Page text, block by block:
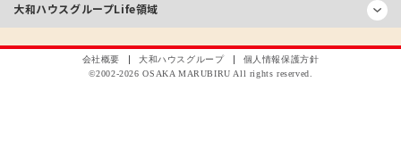
大和ハウスグループLife領域
会社概要 大和ハウスグループ
個人情報保護方針
©2002-2026 OSAKA MARUBIRU All rights reserved.